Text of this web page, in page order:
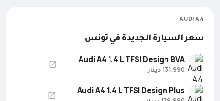
AUDI A4
سعر السيارة الجديدة في تونس
Audi A4 1.4 L TFSI Design BVA
131,990 دينار
Audi A4 1.4 L TFSI Design Plus